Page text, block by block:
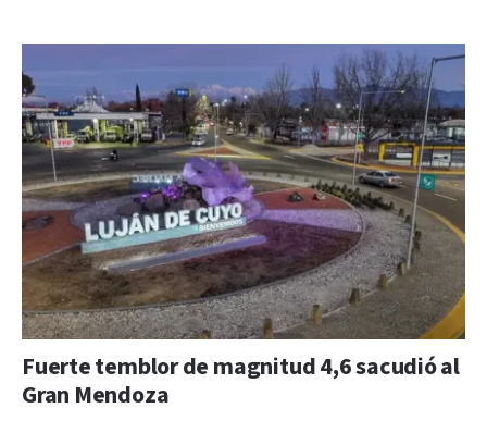
Fuerte temblor de magnitud 4,6 sacudió al
Gran Mendoza